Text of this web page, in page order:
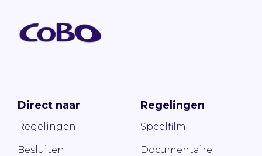
Direct naar
Regelingen
Besluiten
Regelingen
Speelfilm
Documentaire